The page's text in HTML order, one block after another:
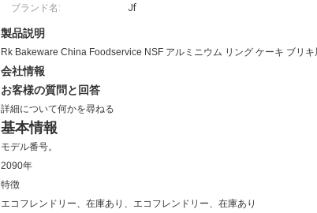
ブランド名: Jf
製品説明
Rk Bakeware China Foodservice NSF アルミニウム リング ケーキ ブリ
会社情報
お客様の質問と回答
詳細について何かを尋ねる
基本情報
モデル番号。
2090年
特徴
エコフレンドリー、在庫あり、エコフレンドリー、在庫あり